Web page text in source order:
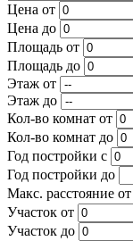
Цена от
Цена до
Площадь от
Площадь до
Этаж от
Этаж до
Кол-во комнат от
Кол-во комнат до
Год постройки с
Год постройки до
Макс. расстояние
Участок от
Участок до